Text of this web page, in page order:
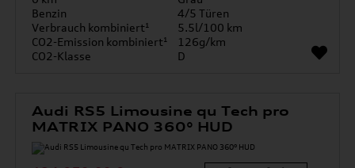
Benzin
4/5 Türen
Verbrauch kombiniert¹
5.5l/100 km
CO2-Emission kombiniert¹
126g/km
CO2-Klasse
D
Audi RS5 Limousine qu Tech pro
MATRIX PANO 360° HUD